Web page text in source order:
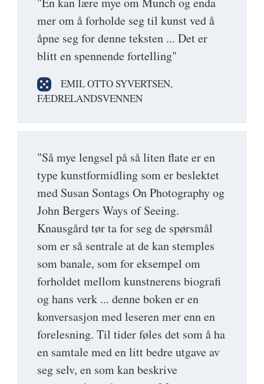
mer om å forholde seg til kunst ved å
åpne seg for denne teksten ... Det er
blitt en spennende fortelling"
EMIL OTTO SYVERTSEN,
FÆDRELANDSVENNEN
"Så mye lengsel på så liten flate er en
type kunstformidling som er beslektet
med Susan Sontags On Photography og
John Bergers Ways of Seeing.
Knausgård tør ta for seg de spørsmål
som er så sentrale at de kan stemples
som banale, som for eksempel om
forholdet mellom kunstnerens biografi
og hans verk ... denne boken er en
konversasjon med leseren mer enn en
forelesning. Til tider føles det som å ha
en samtale med en litt bedre utgave av
seg selv, en som kan beskrive